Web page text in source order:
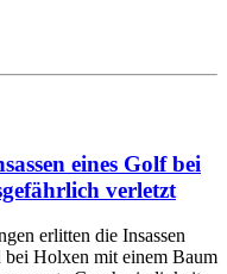
eines Golf bei
verletzt
erlitten die Insassen
Holxen mit einem Baum